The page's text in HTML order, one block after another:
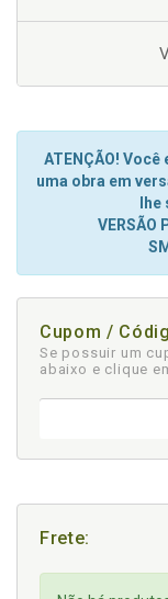
ATENÇÃO!
uma obra em
VERSÃO
Cupom /
Se possuir um
abaixo e clique
Frete: